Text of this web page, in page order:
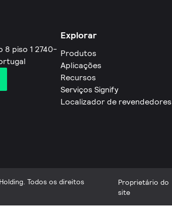
8 piso 1 2740-
Explorar
Produtos
Aplicações
Recursos
Serviços Signify
Localizador de revendedores
Todos os direitos
Proprietário do
site